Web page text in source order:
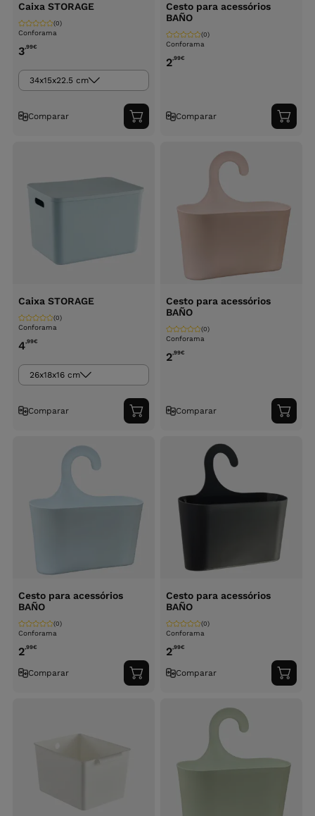
Caixa STORAGE
Conforama
(0)
3,99€
34x15x22.5 cm
Comparar
Adicionar
ao
Cesto para acessórios
BAÑO
Conforama
(0)
2,99€
Comparar
ao
Caixa STORAGE
Conforama
(0)
4,99€
26x18x16 cm
Comparar
Adicionar
ao
Cesto para acessórios
BAÑO
Conforama
(0)
2,99€
Comparar
ao
Cesto para acessórios
BAÑO
Conforama
(0)
2,99€
Comparar
Adicionar
ao
Cesto para acessórios
BAÑO
Conforama
(0)
2,99€
Comparar
ao